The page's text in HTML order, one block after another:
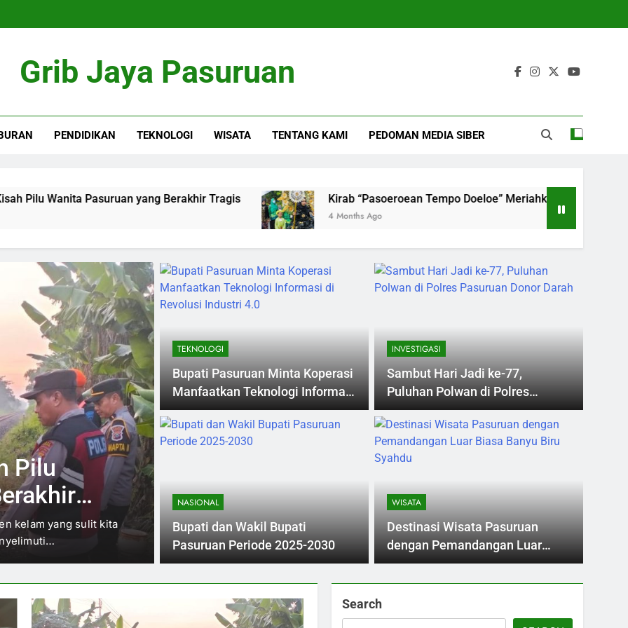
Grib Jaya Pasuruan
PENDIDIKAN TEKNOLOGI WISATA TENTANG KAMI PEDOMAN MEDIA SIBER
yang Berakhir Tragis Kirab “Pasoeroean Tempo Doeloe” Meriahkan Kota Pasuruan, Wali Kota
4 Months Ago
Pasuruan kembali
INVESTIGASI 6 Months Ago
Tragis! Pencari Kepiting di
Pasuruan Tewas Tersambar Petir
Saat Hujan Deras
Peristiwa tragis terjadi di wilayah pesisir Pasuruan, Jawa Timur, ketika
seorang pencari kepiting ditemukan tewas…
TEKNOLOGI
Bupati Pasuruan Minta Koperasi
Manfaatkan Teknologi Informasi
di Revolusi Industri 4.0
INVESTIGASI
Sambut Hari Jadi ke-77,
Puluhan Polwan di Polres
Pasuruan Donor Darah
NASIONAL
Bupati dan Wakil Bupati
Pasuruan Periode 2025-2030
WISATA
Destinasi Wisata Pasuruan
dengan Pemandangan Luar
Biasa Banyu Biru Syahdu
Search